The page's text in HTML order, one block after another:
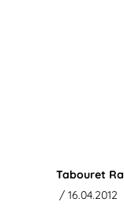
Tabouret
/ 16.04.2012